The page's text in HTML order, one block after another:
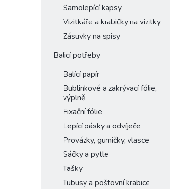
Samolepící kapsy
Vizitkáře a krabičky na vizitky
Zásuvky na spisy
Balicí potřeby
Balící papír
Bublinkové a zakrývací fólie,
výplně
Fixační fólie
Lepící pásky a odvíječe
Provázky, gumičky, vlasce
Sáčky a pytle
Tašky
Tubusy a poštovní krabice